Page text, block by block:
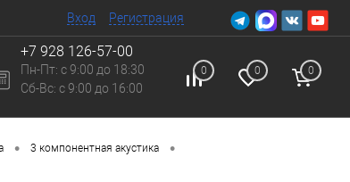
Вход Регистрация
+7 928 126-57-00
Пн-Пт: с 9:00 до 18:30
Сб-Вc: с 9:00 до 16:00
0 0 0
• 3 компонентная акустика •